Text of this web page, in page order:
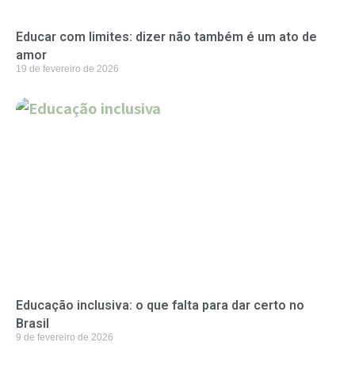
Educar com limites: dizer não também é um ato de
amor
19 de fevereiro de 2026
Educação inclusiva: o que falta para dar certo no
Brasil
9 de fevereiro de 2026